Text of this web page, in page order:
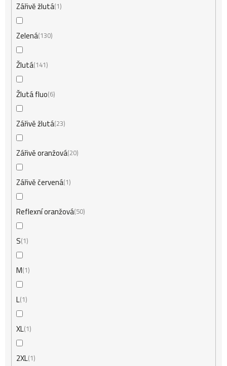
Zářivĕ žlutá 1
Zelená 130
Žlutá 141
Žlutá fluo 6
Zářivě žlutá 23
Zářivě oranžová 20
Zářivě červená 1
Reflexní oranžová 50
S 1
M 1
L 1
XL 1
2XL 1